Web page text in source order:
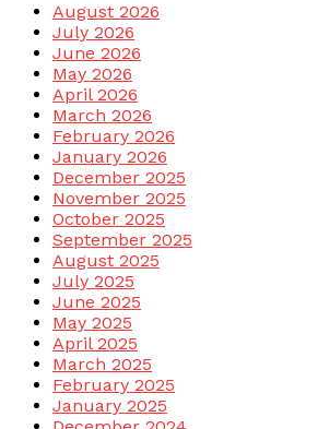
August 2026
July 2026
June 2026
May 2026
April 2026
March 2026
February 2026
January 2026
December 2025
November 2025
October 2025
September 2025
August 2025
July 2025
June 2025
May 2025
April 2025
March 2025
February 2025
January 2025